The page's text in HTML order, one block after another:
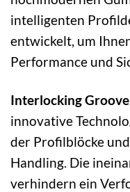
intelligenten
entwickelt, um
Performance und
Interlocking
innovative
der Profilblöcke
Handling. Die
verhindern ein